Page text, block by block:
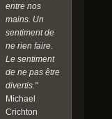
entre nos
mains. Un
sentiment de
ne rien faire.
Le sentiment
de ne pas être
divertis."
Michael
Crichton